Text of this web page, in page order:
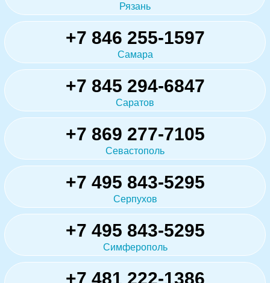
Рязань
+7 846 255-1597
Самара
+7 845 294-6847
Саратов
+7 869 277-7105
Севастополь
+7 495 843-5295
Серпухов
+7 495 843-5295
Симферополь
+7 481 222-1386